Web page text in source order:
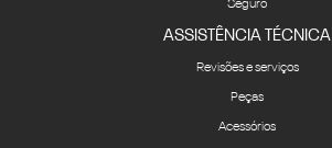
Seguro
ASSISTÊNCIA TÉCNICA
Revisões e serviços
Peças
Acessórios